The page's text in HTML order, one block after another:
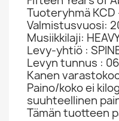
Tuoteryhmä KCD
Valmistusvuosi:
Musiikkilaji:
Levy-yhtiö :
Levyn tunnus :
Kanen
Paino/koko ei
suuhteellinen
Tämän tuotteen